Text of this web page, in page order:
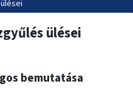
ülései
bemutatása